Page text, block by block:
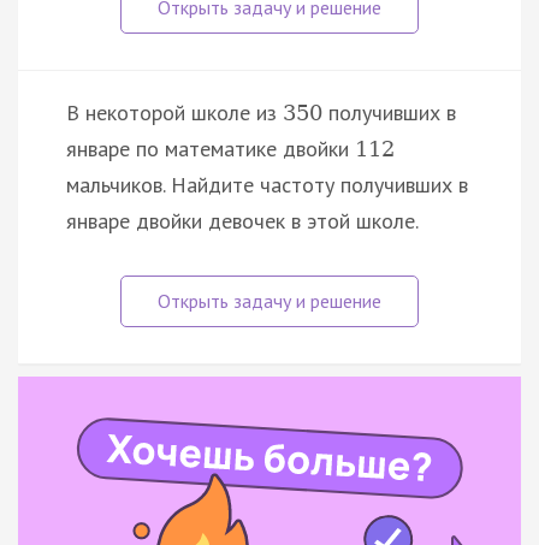
В некоторой школе из 350 получивших в
январе по математике двойки 112
мальчиков. Найдите частоту получивших в
январе двойки девочек в этой школе.